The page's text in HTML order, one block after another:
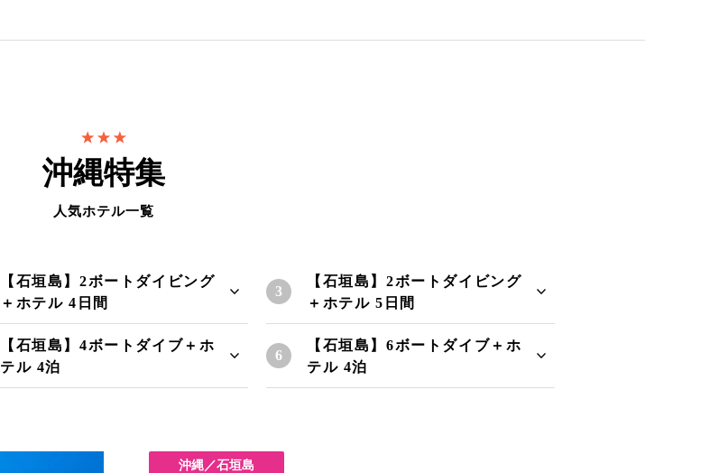
沖縄特集
人気ホテル一覧
【石垣島】2ボートダイビング
＋ホテル 4日間
【石垣島】2ボートダイビング
＋ホテル 5日間
【石垣島】4ボートダイブ＋ホ
テル 4泊
【石垣島】6ボートダイブ＋ホ
テル 4泊
沖縄／石垣島